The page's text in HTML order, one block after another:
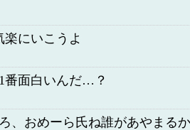
楽にいこうよ
番面白いんだ…？
、おめーら氏ね誰があやまる